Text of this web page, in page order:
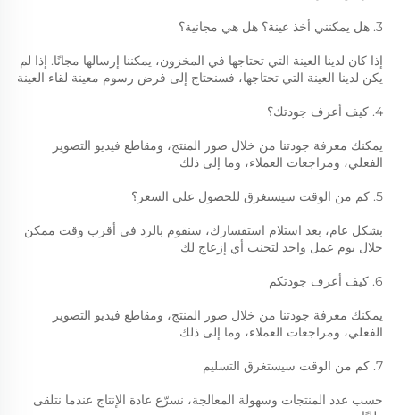
3. هل يمكنني أخذ عينة؟ هل هي مجانية؟
يكن لدينا العينة التي تحتاجها، فسنحتاج إلى فرض رسوم معينة لقاء العينة
4. كيف أعرف جودتك؟
الفعلي، ومراجعات العملاء، وما إلى ذلك
5. كم من الوقت سيستغرق للحصول على السعر؟
خلال يوم عمل واحد لتجنب أي إزعاج لك
6. كيف أعرف جودتكم
الفعلي، ومراجعات العملاء، وما إلى ذلك
7. كم من الوقت سيستغرق التسليم